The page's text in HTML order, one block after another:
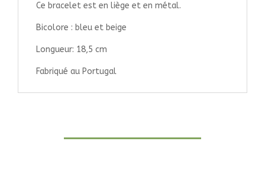
Ce bracelet est en liège et en métal.
Bicolore : bleu et beige
Longueur: 18,5 cm
Fabriqué au Portugal